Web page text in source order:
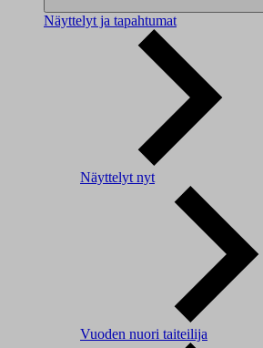
Näyttelyt ja tapahtumat
Näyttelyt nyt
Vuoden nuori taiteilija